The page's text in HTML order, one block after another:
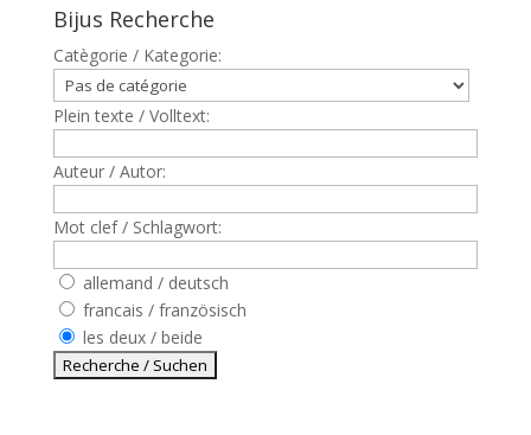
Bijus Recherche
Catègorie / Kategorie:
Plein texte / Volltext:
Auteur / Autor:
Mot clef / Schlagwort:
allemand / deutsch
francais / französisch
les deux / beide